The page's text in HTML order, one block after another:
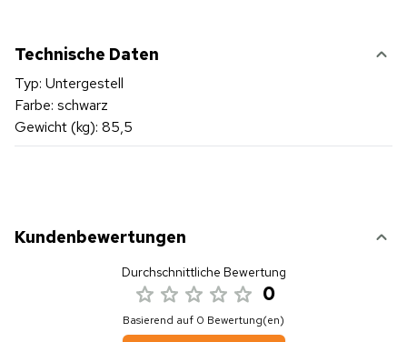
Technische Daten
Typ: Untergestell
Farbe: schwarz
Gewicht (kg): 85,5
Kundenbewertungen
Durchschnittliche Bewertung
0
Basierend auf 0 Bewertung(en)